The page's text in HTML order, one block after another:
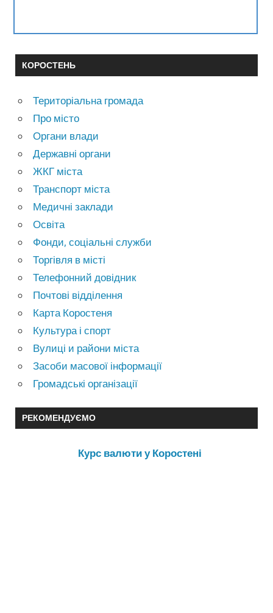
КОРОСТЕНЬ
Територіальна громада
Про місто
Органи влади
Державні органи
ЖКГ міста
Транспорт міста
Медичні заклади
Освіта
Фонди, соціальні служби
Торгівля в місті
Телефонний довідник
Почтові відділення
Карта Коростеня
Культура і спорт
Вулиці и райони міста
Засоби масової інформації
Громадські організації
РЕКОМЕНДУЄМО
Курс валюти у Коростені